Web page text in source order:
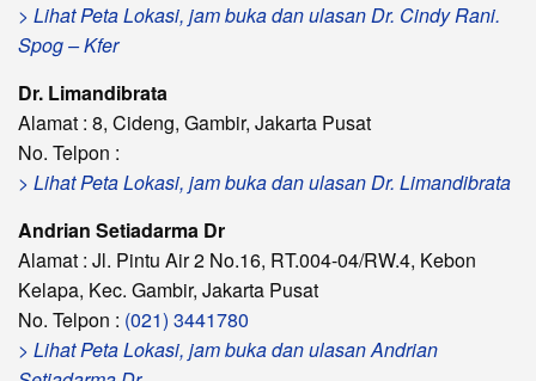
> Lihat Peta Lokasi, jam buka dan ulasan Dr. Cindy Rani.
Spog – Kfer
Dr. Limandibrata
Alamat : 8, Cideng, Gambir, Jakarta Pusat
No. Telpon :
> Lihat Peta Lokasi, jam buka dan ulasan Dr. Limandibrata
Andrian Setiadarma Dr
Alamat : Jl. Pintu Air 2 No.16, RT.004-04/RW.4, Kebon
Kelapa, Kec. Gambir, Jakarta Pusat
No. Telpon : (021) 3441780
> Lihat Peta Lokasi, jam buka dan ulasan Andrian